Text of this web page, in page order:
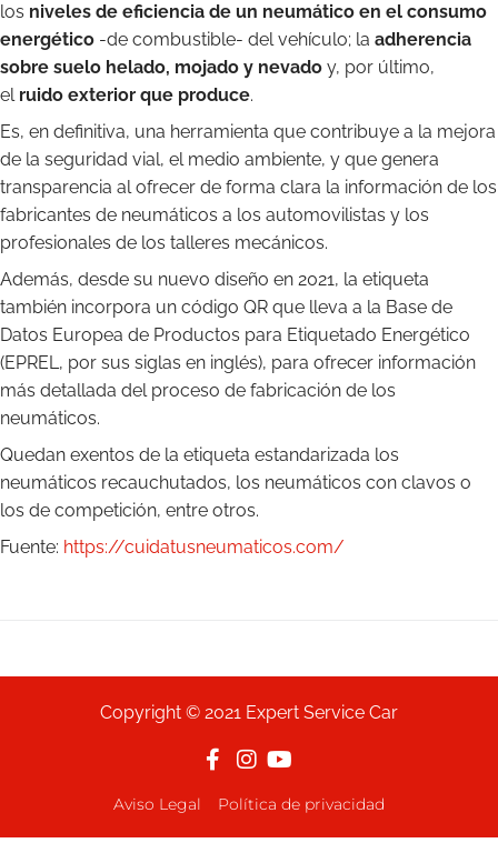
los niveles de eficiencia de un neumático en el consumo
energético -de combustible- del vehículo; la adherencia
sobre suelo helado, mojado y nevado y, por último,
el ruido exterior que produce.
Es, en definitiva, una herramienta que contribuye a la mejora
de la seguridad vial, el medio ambiente, y que genera
transparencia al ofrecer de forma clara la información de los
fabricantes de neumáticos a los automovilistas y los
profesionales de los talleres mecánicos.
Además, desde su nuevo diseño en 2021, la etiqueta
también incorpora un código QR que lleva a la Base de
Datos Europea de Productos para Etiquetado Energético
(EPREL, por sus siglas en inglés), para ofrecer información
más detallada del proceso de fabricación de los
neumáticos.
Quedan exentos de la etiqueta estandarizada los
neumáticos recauchutados, los neumáticos con clavos o
los de competición, entre otros.
Fuente: https://cuidatusneumaticos.com/
Copyright © 2021 Expert Service Car
Aviso Legal Política de privacidad